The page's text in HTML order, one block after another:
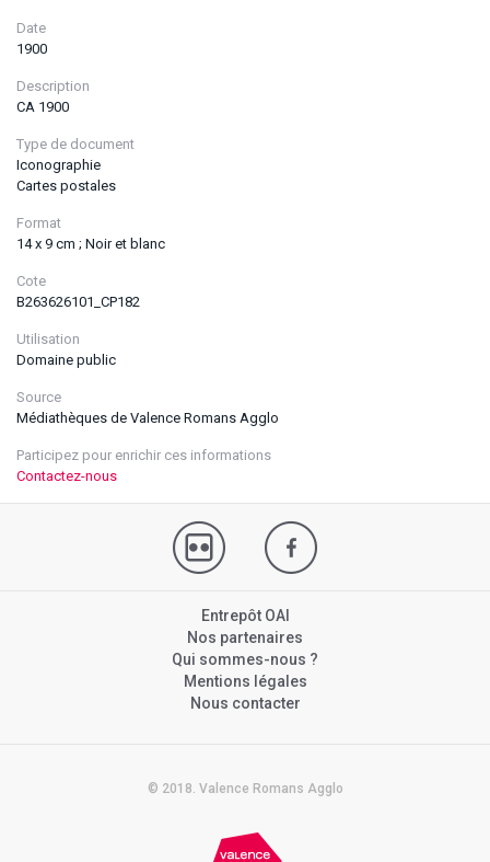
Date
1900
Description
CA 1900
Type de document
Iconographie
Cartes postales
Format
14 x 9 cm ; Noir et blanc
Cote
B263626101_CP182
Utilisation
Domaine public
Source
Médiathèques de Valence Romans Agglo
Participez pour enrichir ces informations
Contactez-nous
Entrepôt OAI
Nos partenaires
Qui sommes-nous ?
Mentions légales
Nous contacter
© 2018. Valence Romans Agglo